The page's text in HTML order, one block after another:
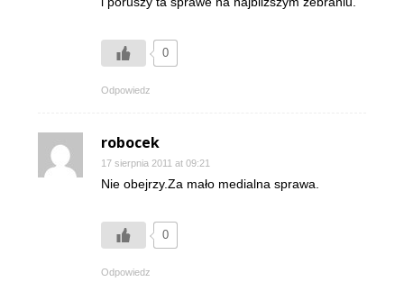
0
Odpowiedz
robocek
17 sierpnia 2011 at 09:21
Nie obejrzy.Za mało medialna sprawa.
0
Odpowiedz